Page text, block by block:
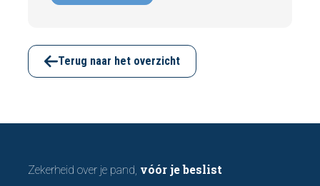
zijn er tijdens een bezichtiging vaak al
funderingsschade of verzakkingen. In dit
artikel bespreken we zeven belangrijke
kenmerken waarop u kunt letten voordat u
Terug naar het overzicht
Zekerheid over je pand, vóór je beslist